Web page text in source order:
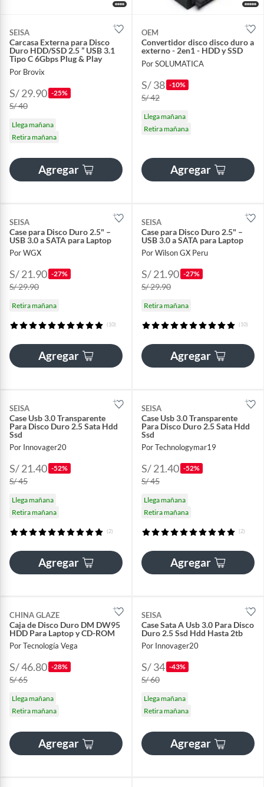
SEISA
Carcasa Externa para Disco
Duro HDD/SSD 2.5 ” USB 3.1
Tipo C 6Gbps Plug & Play
Por Brovix
S/ 29.90 -25%
S/ 40
Llega mañana
Retira mañana
Agregar
OEM
Convertidor disco disco duro a
externo - 2en1 - HDD y SSD
Por SOLUMATICA
S/ 38 -10%
S/ 42
Llega mañana
Retira mañana
Agregar
SEISA
Case para Disco Duro 2.5" –
USB 3.0 a SATA para Laptop
Por WGX
S/ 21.90 -27%
S/ 29.90
Retira mañana
(10)
Agregar
SEISA
Case para Disco Duro 2.5" –
USB 3.0 a SATA para Laptop
Por Wilson GX Peru
S/ 21.90 -27%
S/ 29.90
Retira mañana
(10)
Agregar
SEISA
Case Usb 3.0 Transparente
Para Disco Duro 2.5 Sata Hdd
Ssd
Por Innovager20
S/ 21.40 -52%
S/ 45
Llega mañana
Retira mañana
(2)
Agregar
SEISA
Case Usb 3.0 Transparente
Para Disco Duro 2.5 Sata Hdd
Ssd
Por Technologymar19
S/ 21.40 -52%
S/ 45
Llega mañana
Retira mañana
(2)
Agregar
CHINA GLAZE
Caja de Disco Duro DM DW95
HDD Para Laptop y CD-ROM
Por Tecnología Vega
S/ 46.80 -28%
S/ 65
Llega mañana
Retira mañana
Agregar
SEISA
Case Sata A Usb 3.0 Para Disco
Duro 2.5 Ssd Hdd Hasta 2tb
Por Innovager20
S/ 34 -43%
S/ 60
Llega mañana
Retira mañana
Agregar